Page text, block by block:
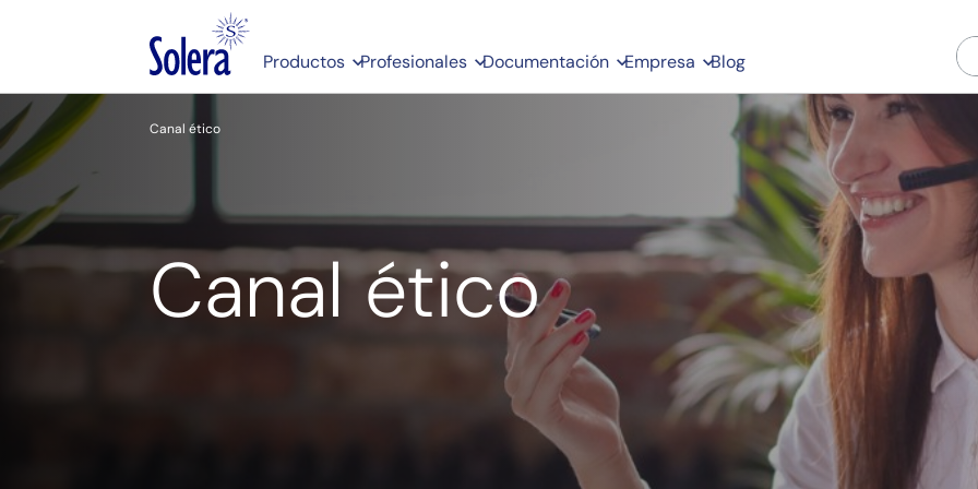
Productos Profesionales Documentación Empresa Blog
Canal ético
Canal ético